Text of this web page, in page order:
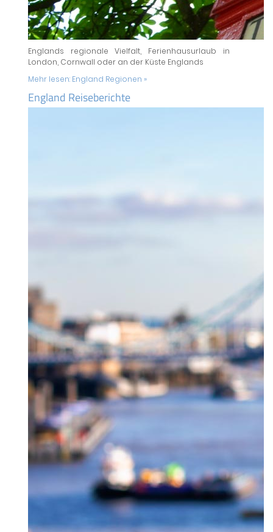
Englands regionale Vielfalt, Ferienhausurlaub in
London, Cornwall oder an der Küste Englands
Mehr lesen: England Regionen »
England Reiseberichte